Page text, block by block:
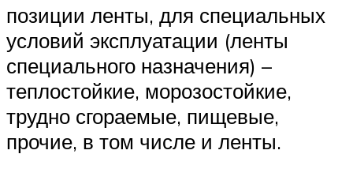
позиции ленты, для специальных
условий эксплуатации (ленты
специального назначения) –
теплостойкие, морозостойкие,
трудно сгораемые, пищевые,
прочие, в том числе и ленты.